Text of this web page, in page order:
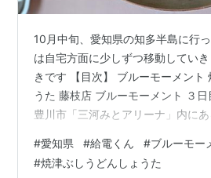
10月中旬、愛知県の知多半島に行
は自宅方面に少しずつ移動してい
きです 【目次】 ブルーモーメント
うた 藤枝店 ブルーモーメント ３
豊川市「三河みとアリーナ」内に
が、レストランを利用すると割引サ
す お船がいっぱい♪ 「ブルーモーメ
#愛知県 #給電くん #ブルーモー
#焼津ぶしうどんしょうた